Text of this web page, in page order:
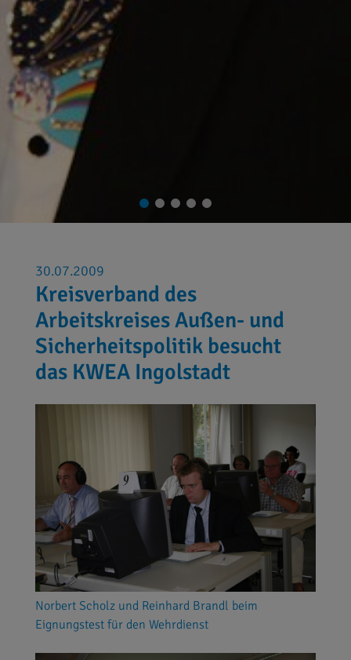
30.07.2009
Kreisverband des
Arbeitskreises Außen- und
Sicherheitspolitik besucht
das KWEA Ingolstadt
Norbert Scholz und Reinhard Brandl beim
Eignungstest für den Wehrdienst